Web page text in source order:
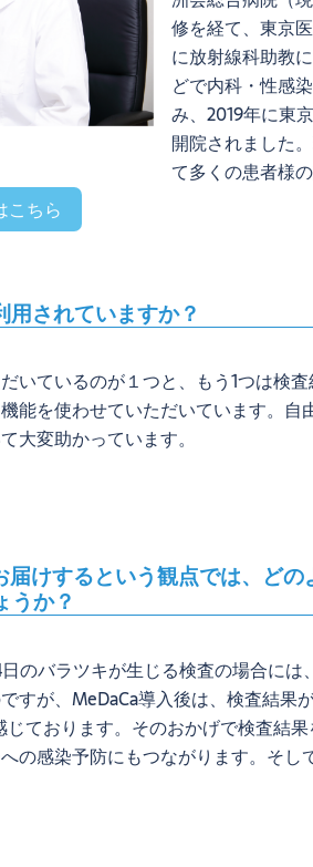
修を経て、東京
に放射線科助教
どで内科・性感
み、2019年に東
開院されました
て多くの患者様
こちら
用されていますか？
いているのが１つと、もう1つは検
能を使わせていただいています。
大変助かっています。
けするという観点では、ど
うか？
のバラツキが生じる検査の場合には
すが、MeDaCa導入後は、検査結果
ております。そのおかげで検査結
の感染予防にもつながります。そし